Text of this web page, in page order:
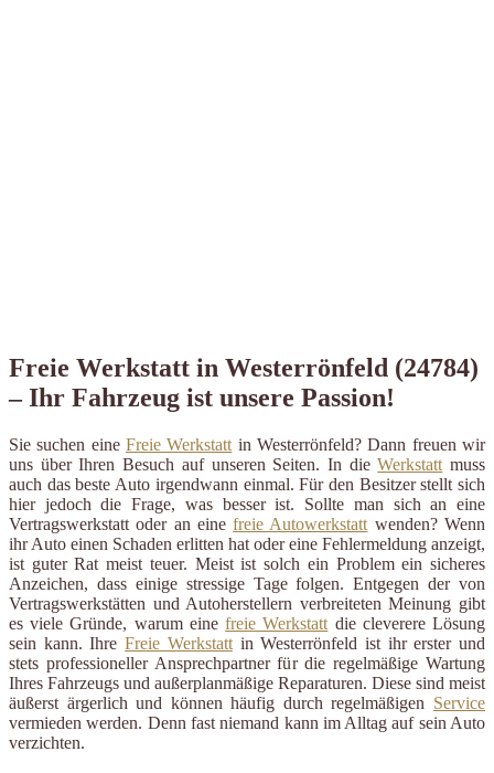
Freie Werkstatt in Westerrönfeld (24784)
– Ihr Fahrzeug ist unsere Passion!
Sie suchen eine Freie Werkstatt in Westerrönfeld? Dann freuen wir
uns über Ihren Besuch auf unseren Seiten. In dieWerkstatt muss
auch das beste Auto irgendwann einmal. Für den Besitzer stellt sich
hier jedoch die Frage, was besser ist. Sollte man sich an eine
Vertragswerkstatt oder an einefreie Autowerkstatt wenden? Wenn
ihr Auto einen Schaden erlitten hat oder eine Fehlermeldung anzeigt,
ist guter Rat meist teuer. Meist ist solch ein Problem ein sicheres
Anzeichen, dass einige stressige Tage folgen. Entgegen der von
Vertragswerkstätten und Autoherstellern verbreiteten Meinung gibt
es viele Gründe, warum einefreie Werkstatt die cleverere Lösung
sein kann. IhreFreie Werkstattin Westerrönfeld ist ihr erster und
stets professioneller Ansprechpartner für die regelmäßige Wartung
Ihres Fahrzeugs und außerplanmäßige Reparaturen. Diese sind meist
äußerst ärgerlich und können häufig durch regelmäßigen Service
vermieden werden. Denn fast niemand kann im Alltag auf sein Auto
verzichten.